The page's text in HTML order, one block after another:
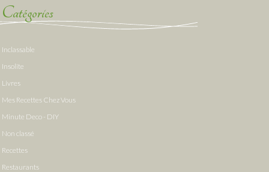
Catégories
Inclassable
Insolite
Livres
Mes Recettes Chez Vous
Minute Deco - DIY
Non classé
Recettes
Restaurants